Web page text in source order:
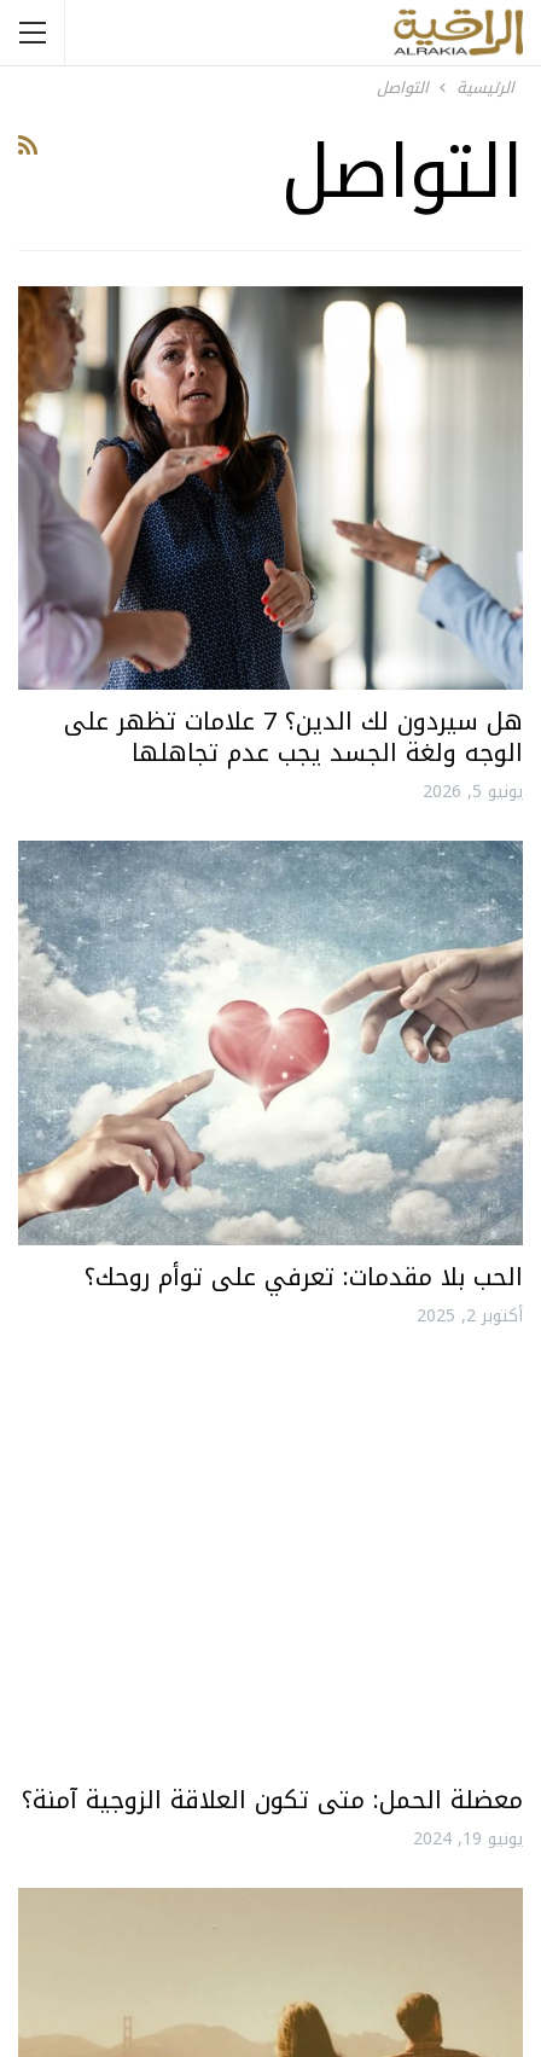
الرئيسية التواصل
التواصل
هل سيردون لك الدين؟ 7 علامات تظهر على
الوجه ولغة الجسد يجب عدم تجاهلها
يونيو 5, 2026
الحب بلا مقدمات: تعرفي على توأم روحك؟
أكتوبر 2, 2025
معضلة الحمل: متى تكون العلاقة الزوجية آمنة؟
يونيو 19, 2024